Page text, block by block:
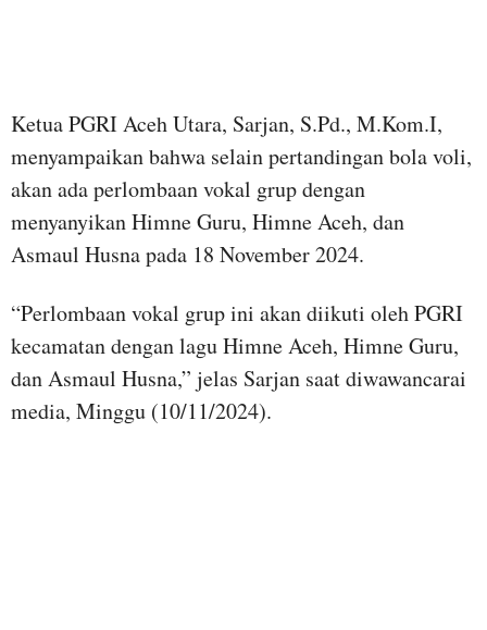
Ketua PGRI Aceh Utara, Sarjan, S.Pd., M.Kom.I,
menyampaikan bahwa selain pertandingan bola voli,
akan ada perlombaan vokal grup dengan
menyanyikan Himne Guru, Himne Aceh, dan
Asmaul Husna pada 18 November 2024.
“Perlombaan vokal grup ini akan diikuti oleh PGRI
kecamatan dengan lagu Himne Aceh, Himne Guru,
dan Asmaul Husna,” jelas Sarjan saat diwawancarai
media, Minggu (10/11/2024).